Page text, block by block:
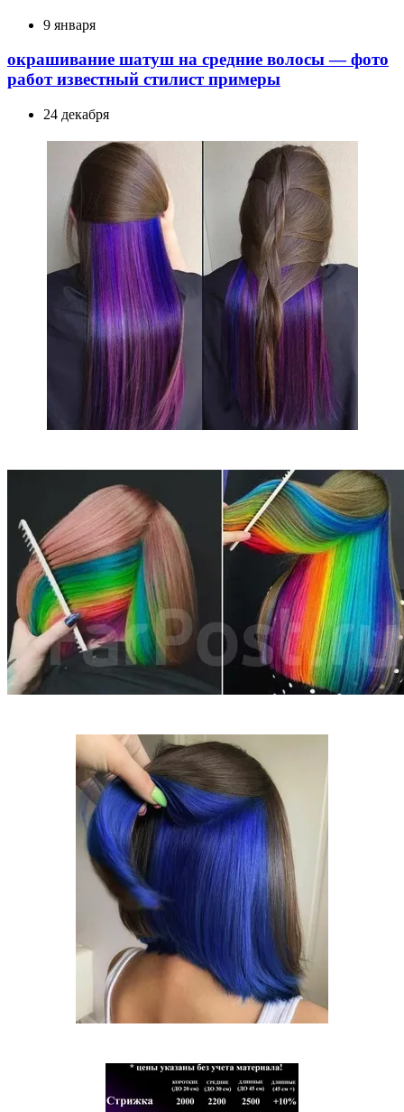
9 января
окрашивание шатуш на средние волосы — фото
работ известный стилист примеры
24 декабря